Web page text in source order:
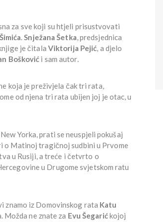
za sve koji su htjeli prisustvovati
.Snježana Šetka, predsjednica
je čitala Viktorija Pejić, a djelo
Bošković i sam autor.
koja je preživjela čak tri rata,
od njena tri rata ubijen joj je otac, u
Yorka, prati se neuspjeli pokušaj
o Matinoj tragičnoj sudbini u Prvome
u Rusiji, a treće i četvrto o
u Drugome svjetskom ratu
znamo iz Domovinskog rata Katu
ne znate za Evu Šegarićkojoj